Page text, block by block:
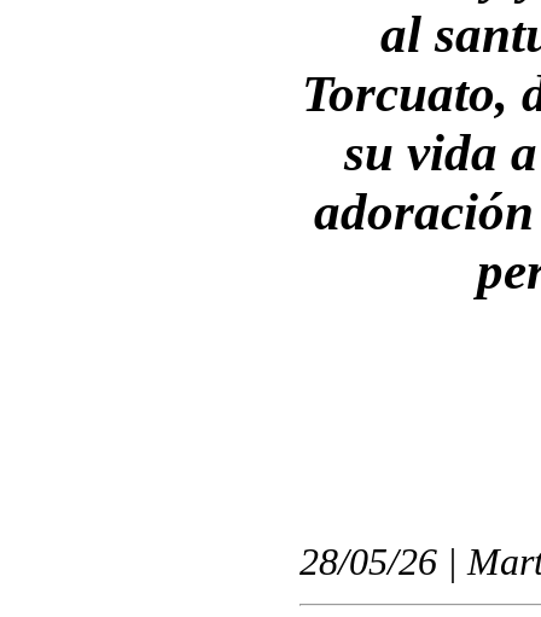
al
Torcuato,
su vida
28/05/26 |